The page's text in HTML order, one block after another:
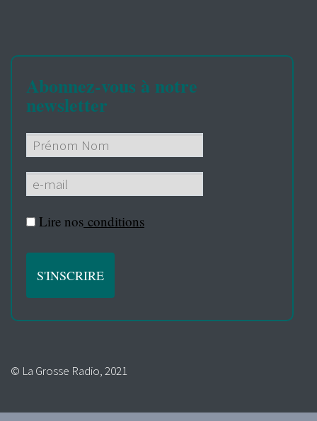
Abonnez-vous à notre
newsletter
Lire nos conditions
© La Grosse Radio, 2021